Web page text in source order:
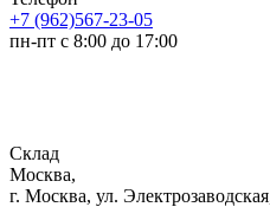
+7 (962)567-23-05
пн-пт с 8:00 до 17:00
Склад
Москва,
г. Москва, ул.